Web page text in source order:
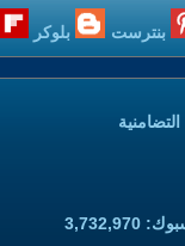
بنترست بلوكر